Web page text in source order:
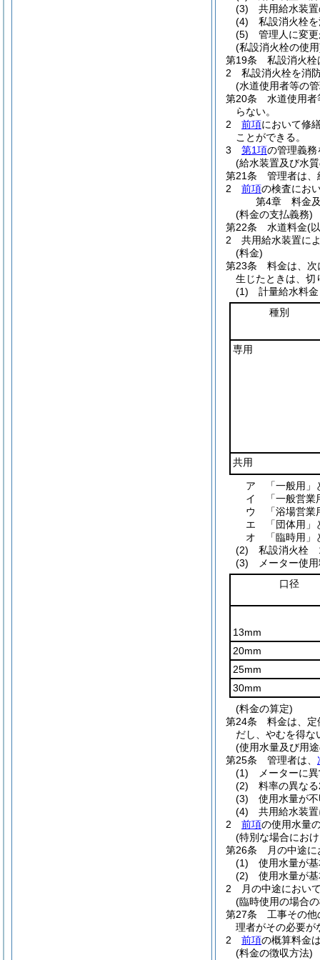
(3)
共用給水装
(4)
私設消火栓
(5)
管理人に変
(私設消火栓の使
第19条
私設消火栓
2
私設消火栓を消
(水道使用者等の
第20条
水道使用者
らない。
2
前項において修
ことができる。
3
第1項の管理義務
(給水装置及び水
第21条
管理者は、
2
前項の検査にお
第4章
料金
(料金の支払義務)
第22条
水道料金(
2
共用給水装置に
(料金)
第23条
料金は、次
生じたときは、切
(1)
計量給水料金
種別
専用
共用
ア
「一般用
イ
「一般営
ウ
「浴場営
エ
「団体用
オ
「臨時用
(2)
私設消火栓
(3)
メーター使
口径
13mm
20mm
25mm
30mm
(料金の算定)
第24条
料金は、定
だし、やむを得な
(使用水量及び用
第25条
管理者は、
(1)
メーターに
(2)
料率の異な
(3)
使用水量が
(4)
共用給水装
2
前項の使用水量
(特別な場合にお
第26条
月の中途
(1)
使用水量が
(2)
使用水量が
2
月の中途におい
(臨時使用の場合
第27条
工事その
理者がその必要が
2
前項の概算料金
(料金の徴収方法)